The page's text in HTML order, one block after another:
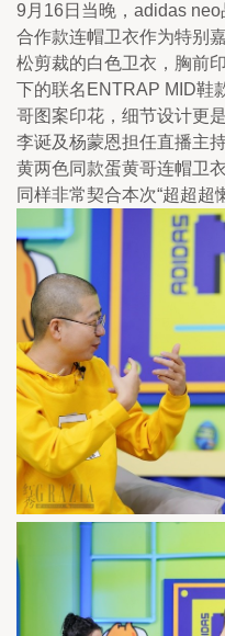
9月16日当晚，adidas
合作款连帽卫衣作为特别
松剪裁的白色卫衣，胸前
下的联名ENTRAP MID鞋
哥图案印花，细节设计更
李诞及杨蒙恩担任直播主
黄两色同款蛋黄哥连帽卫
同样非常契合本次“超超超